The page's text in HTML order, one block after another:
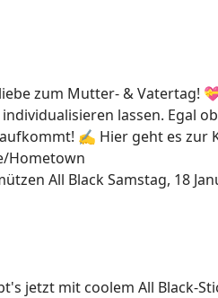
zum Mutter- & Vatertag!
lassen. Egal
✍ Hier geht es zur
Hometown
All BlackSamstag, 18
jetzt mit coolem All Black-